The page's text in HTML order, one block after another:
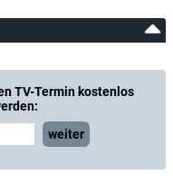
TV-Termin kostenlos
weiter